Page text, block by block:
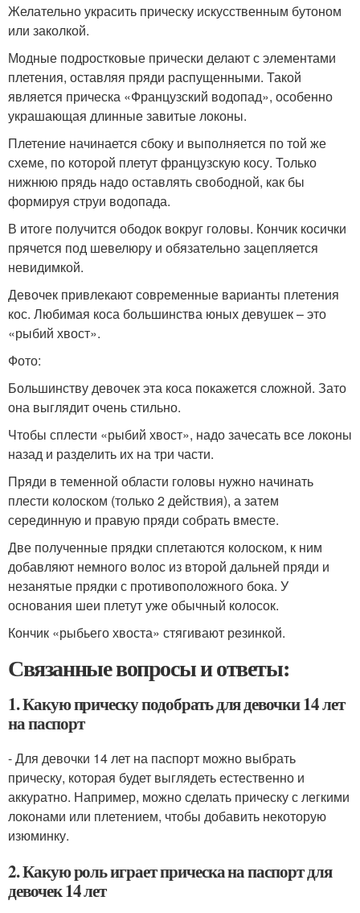
Желательно украсить прическу искусственным бутоном
или заколкой.
Модные подростковые прически делают с элементами
плетения, оставляя пряди распущенными. Такой
является прическа «Французский водопад», особенно
украшающая длинные завитые локоны.
Плетение начинается сбоку и выполняется по той же
схеме, по которой плетут французскую косу. Только
нижнюю прядь надо оставлять свободной, как бы
формируя струи водопада.
В итоге получится ободок вокруг головы. Кончик косички
прячется под шевелюру и обязательно зацепляется
невидимкой.
Девочек привлекают современные варианты плетения
кос. Любимая коса большинства юных девушек – это
«рыбий хвост».
Фото:
Большинству девочек эта коса покажется сложной. Зато
она выглядит очень стильно.
Чтобы сплести «рыбий хвост», надо зачесать все локоны
назад и разделить их на три части.
Пряди в теменной области головы нужно начинать
плести колоском (только 2 действия), а затем
серединную и правую пряди собрать вместе.
Две полученные прядки сплетаются колоском, к ним
добавляют немного волос из второй дальней пряди и
незанятые прядки с противоположного бока. У
основания шеи плетут уже обычный колосок.
Кончик «рыбьего хвоста» стягивают резинкой.
Связанные вопросы и ответы:
1. Какую прическу подобрать для девочки 14 лет
на паспорт
- Для девочки 14 лет на паспорт можно выбрать
прическу, которая будет выглядеть естественно и
аккуратно. Например, можно сделать прическу с легкими
локонами или плетением, чтобы добавить некоторую
изюминку.
2. Какую роль играет прическа на паспорт для
девочек 14 лет